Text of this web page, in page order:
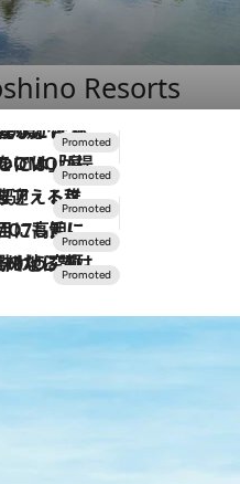
Resorts
兼ねなくホテルで！」
法で満喫！